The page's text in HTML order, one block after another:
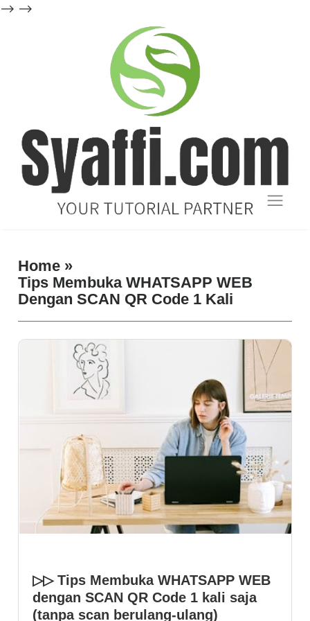
--> -->
Tutorial
dan
Sharing
TERBARU
Home »
Tips Membuka WHATSAPP WEB
Dengan SCAN QR Code 1 Kali
▷▷ Tips Membuka WHATSAPP WEB
dengan SCAN QR Code 1 kali saja
(tanpa scan berulang-ulang)